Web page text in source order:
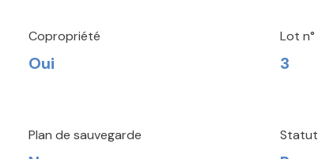
Copropriété
Oui
Lot n°
3
Plan de sauvegarde